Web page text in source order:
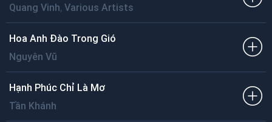
Quang Vinh, Various Artists
Hoa Anh Đào Trong Gió
Nguyên Vũ
Hạnh Phúc Chỉ Là Mơ
Tần Khánh